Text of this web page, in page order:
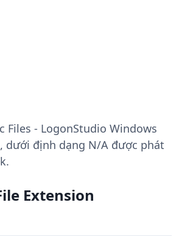
Files - LogonStudio Windows
dưới định dạng N/A được phát
Extension